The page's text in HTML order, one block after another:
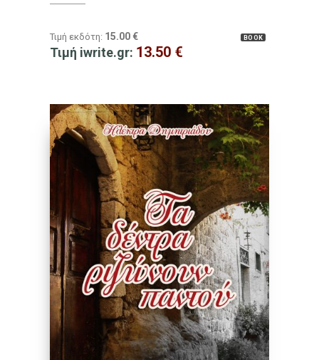
BOOK
Τιμή εκδότη: 15.00 €
Τιμή iwrite.gr: 13.50 €